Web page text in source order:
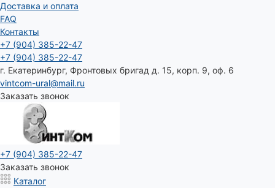
Доставка и оплата
FAQ
Контакты
+7 (904) 385-22-47
+7 (904) 385-22-47
г. Екатеринбург, Фронтовых бригад д. 15, корп. 9, оф. 6
vintcom-ural@mail.ru
Заказать звонок
+7 (904) 385-22-47
Заказать звонок
Каталог